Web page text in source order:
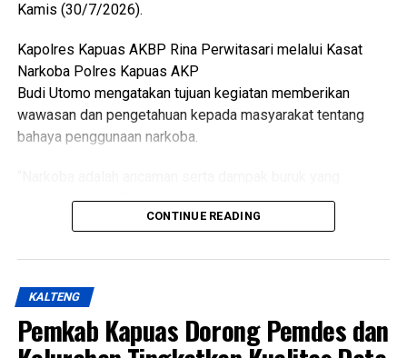
Kamis (30/7/2026).
Kapolres Kapuas AKBP Rina Perwitasari melalui Kasat
Narkoba Polres Kapuas AKP
Budi Utomo mengatakan tujuan kegiatan memberikan
wawasan dan pengetahuan kepada masyarakat tentang
bahaya penggunaan narkoba.
ditimbulkannya. Oleh karena itu kami mengajak masyarakat
Untuk Tetap aktif membantu pihak kepolisian dalam
Resnarkoba Polres Kapuas KBO Satresnarkoba Polres
Kapuas Kanit 1 Satresnarkoba Polres Kapuas serta
anggota Satresnarkoba.
CONTINUE READING
KALTENG
Pemkab Kapuas Dorong Pemdes dan